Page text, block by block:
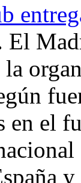
El
en el